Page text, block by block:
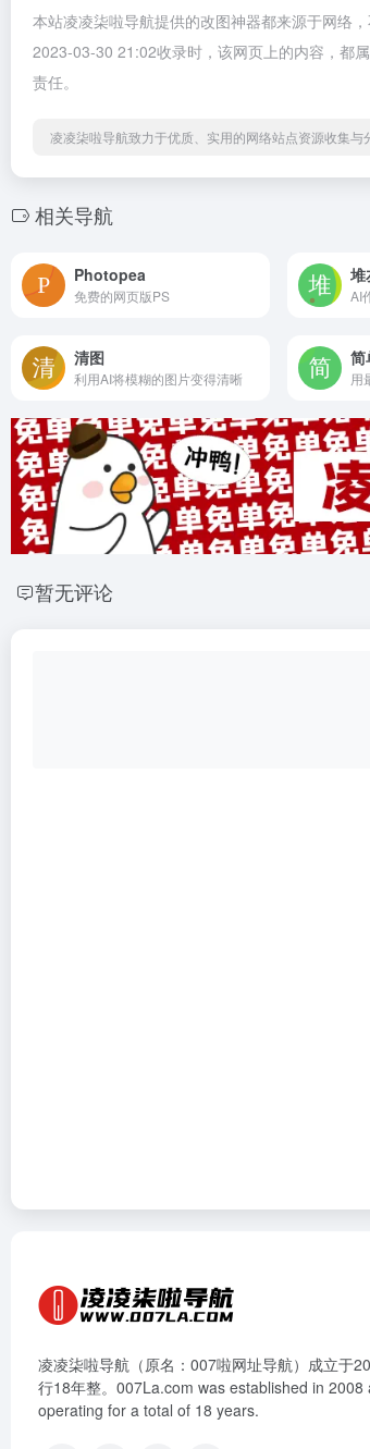
本站凌凌柒啦导航提供的改图神器都来源于网络
2023-03-30 21:02收录时，该网页上的内容，都
责任。
凌凌柒啦导航致力于优质、实用的网络站点资源收集与
相关导航
Photopea
免费的网页版PS
堆
AI
清图
利用AI将模糊的图片变得清晰
简
用
暂无评论
凌凌柒啦导航（原名：007啦网址导航）成立于
行18年整。007La.com was established in 2008
operating for a total of 18 years.